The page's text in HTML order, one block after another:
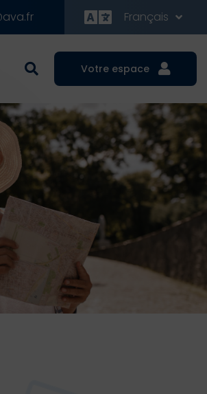
Français
Votre espace